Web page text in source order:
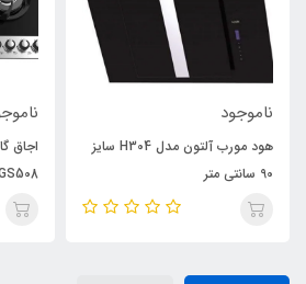
ناموجود
هود مورب آلتون مدل H304 سایز
90 سانتی متر
اجاق